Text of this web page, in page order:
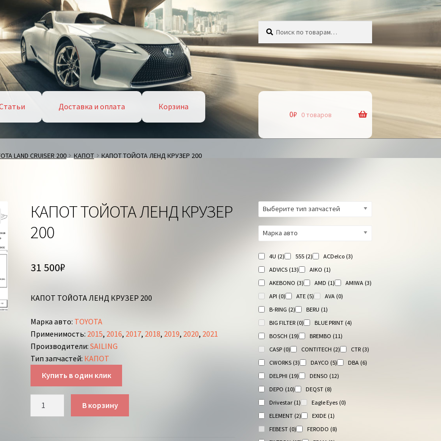
Доставка и оплата
Корзина
0₽ 0 товаров
LAND CRUISER 200 КАПОТ КАПОТ ТОЙОТА ЛЕНД КРУЗЕР 200
КАПОТ ТОЙОТА ЛЕНД КРУЗЕР
200
31 500₽
КАПОТ ТОЙОТА ЛЕНД КРУЗЕР 200
Марка авто: TOYOTA
Применимость: 2015, 2016, 2017, 2018, 2019, 2020, 2021
Производители:SAILING
Тип запчастей: КАПОТ
Купить в один клик
В корзину
Выберите тип запчастей
Марка авто
4U (2) 555 (2) ACDelco (3)
ADVICS (13) AIKO (1)
AKEBONO (3) AMD (1) AMIWA (3)
API (0) ATE (5) AVA (0)
B-RING (2) BERU (1)
BIG FILTER (0) BLUE PRINT (4)
BOSCH (19) BREMBO (11)
CASP (0) CONTITECH (2) CTR (3)
CWORKS (3) DAYCO (5) DBA (6)
DELPHI (19) DENSO (12)
DEPO (10) DEQST (8)
Drivestar (1) Eagle Eyes (0)
ELEMENT (2) EXIDE (1)
FEBEST (0) FERODO (8)